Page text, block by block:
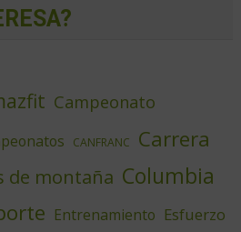
Campeonato
CANFRANC
Carrera
de montaña Columbia
Entrenamiento Esfuerzo